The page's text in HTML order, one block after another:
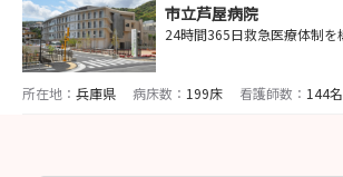
市立芦屋病院
所在地： 兵庫県 病床数： 199床 看護師数： 144名